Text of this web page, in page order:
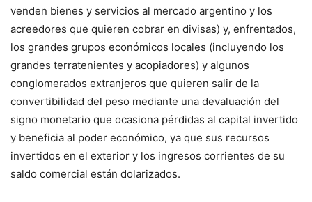
venden bienes y servicios al mercado argentino y los
acreedores que quieren cobrar en divisas) y, enfrentados,
los grandes grupos económicos locales (incluyendo los
grandes terratenientes y acopiadores) y algunos
conglomerados extranjeros que quieren salir de la
convertibilidad del peso mediante una devaluación del
signo monetario que ocasiona pérdidas al capital invertido
y beneficia al poder económico, ya que sus recursos
invertidos en el exterior y los ingresos corrientes de su
saldo comercial están dolarizados.